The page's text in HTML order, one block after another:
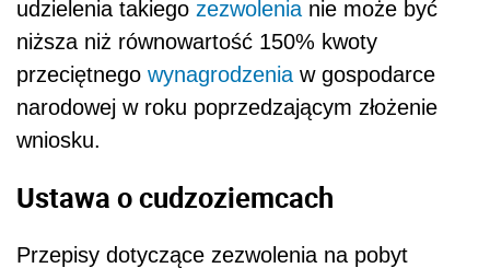
udzielenia takiego zezwolenianie może być
niższa niż równowartość 150% kwoty
przeciętnego wynagrodzeniaw gospodarce
narodowej w roku poprzedzającym złożenie
wniosku.
Ustawa o cudzoziemcach
Przepisy dotyczące zezwolenia na pobyt